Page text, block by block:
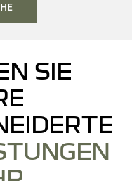
SIE